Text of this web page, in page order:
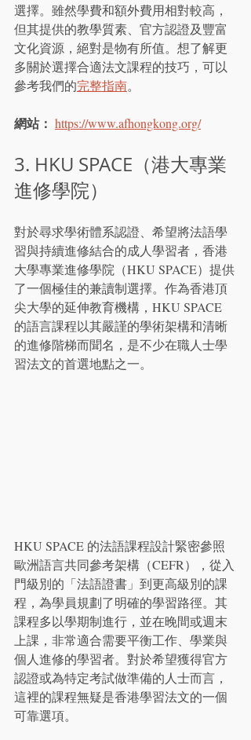
選擇。雖然學費和額外費用相對較高，
但其提供的教學質素、官方認證及豐富
文化資源，絕對是物有所值。想了解更
多關於選擇合適法文課程的技巧，可以
參考我們的完整指南。
網站： https://www.afhongkong.org/
3. HKU SPACE（港大專業
進修學院）
對於尋求學術體系認證、希望將法語學
習與持續進修結合的成人學習者，香港
大學專業進修學院（HKU SPACE）提供
了一個極佳的兼讀制選擇。作為香港頂
尖大學的延伸教育機構，HKU SPACE
的語言課程以其嚴謹的學術架構和清晰
的進修階梯而聞名，是不少在職人士學
習法文的首選地點之一。
HKU SPACE 的法語課程設計緊密參照
歐洲語言共同參考架構（CEFR），從入
門級別的「法語證書」到更高級別的課
程，為學員規劃了明確的學習路徑。其
課程多以學期制進行，並在晚間或週末
上課，非常適合需要平衡工作、學業與
個人進修的學習者。對於希望獲得官方
認證或為特定考試做準備的人士而言，
這裡的課程無疑是香港學習法文的一個
可靠選項。